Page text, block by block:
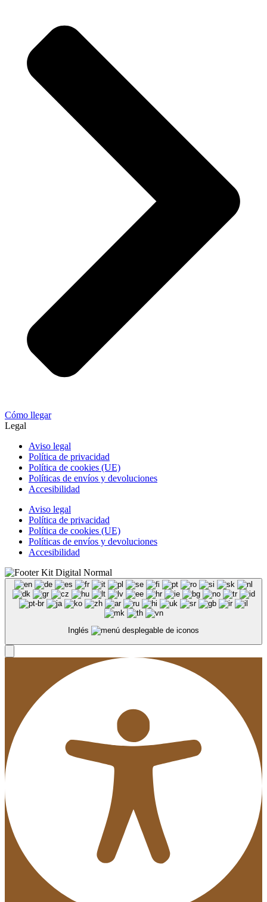
Cómo llegar
Legal
Aviso legal
Política de privacidad
Política de cookies (UE)
Políticas de envíos y devoluciones
Accesibilidad
Aviso legal
Política de privacidad
Política de cookies (UE)
Políticas de envíos y devoluciones
Accesibilidad
Inglés